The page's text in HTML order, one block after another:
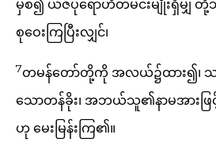
မှစ၍ ယဇ်ပုရောဟိတ်မင်းမျိုးရှိမျှ
စုဝေးကြပြီးလျှင်၊
7တမန်တော်တို့ကို အလယ်၌ထား၍
သောတန်ခိုး၊ အဘယ်သူ၏နာမအား
ဟု မေးမြန်းကြ၏။